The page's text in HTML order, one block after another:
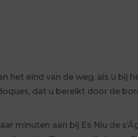
het eind van de weg, als u bij
dat u bereikt door de
minuten aan bij Es Niu de